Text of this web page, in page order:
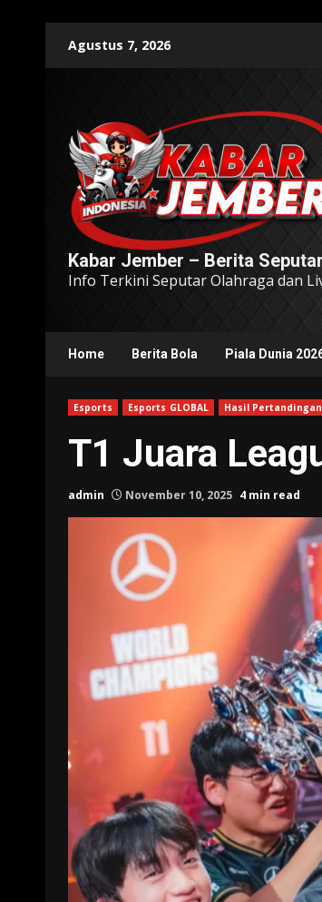
Agustus 7, 2026
Kabar Jember – Berita
Info Terkini Seputar Olahraga dan
Home Berita Bola Piala Dunia
Esports Esports GLOBAL Hasil Pertandingan
T1 Juara
admin November 10, 2025 4 min read